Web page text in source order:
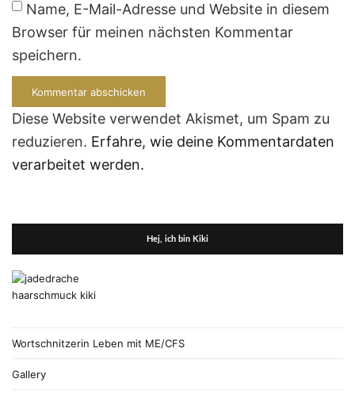
Name, E-Mail-Adresse und Website in diesem
Browser für meinen nächsten Kommentar
speichern.
Diese Website verwendet Akismet, um Spam zu
reduzieren. Erfahre, wie deine Kommentardaten
verarbeitet werden.
Hej, ich bin Kiki
Wortschnitzerin Leben mit ME/CFS
Gallery